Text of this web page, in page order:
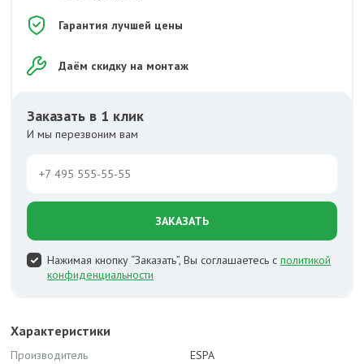
Гарантия лучшей цены
Даём скидку на монтаж
Заказать в 1 клик
И мы перезвоним вам
ЗАКАЗАТЬ
Нажимая кнопку “Заказать”, Вы соглашаетесь с политикой
конфиденциальности
Характеристики
Производитель
ESPA